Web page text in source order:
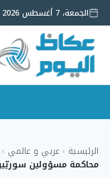
الجمعة، 7 أغسطس 2026
إلى
المحتوى
الرئيسية ›عربي و عالمي ›
محاكمة مسؤولين